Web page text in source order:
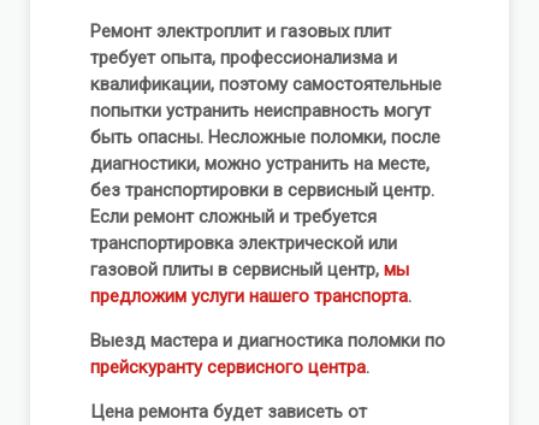
Ремонт электроплит и газовых плит
требует опыта, профессионализма и
квалификации, поэтому самостоятельные
попытки устранить неисправность могут
быть опасны. Несложные поломки, после
диагностики, можно устранить на месте,
без транспортировки в сервисный центр.
Если ремонт сложный и требуется
транспортировка электрической или
газовой плиты в сервисный центр, мы
предложим услуги нашего транспорта.
Выезд мастера и диагностика поломки по
прейскуранту сервисного центра.
Цена ремонта будет зависеть от